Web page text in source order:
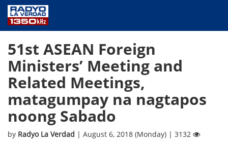
PUBLIC SERVICE
ANNOUNCEMENTS
PROGRAMS
ABOUT
CONTACT US
51st ASEAN Foreign
Ministers’ Meeting and
Related Meetings,
matagumpay na nagtapos
noong Sabado
by Radyo La Verdad | August 6, 2018 (Monday) | 3132